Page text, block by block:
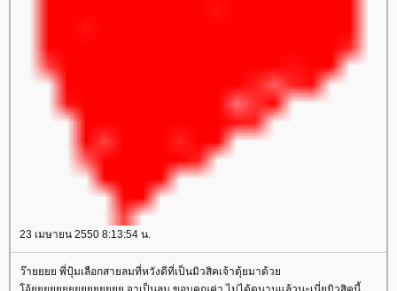
23 เมษายน 2550 8:13:54 น.
ว๊ายยยย พี่ปุ้มเลือกสายลมที่หวังดีที่เป็นมิวสิคเจ้าตุ้ยมาด้ว